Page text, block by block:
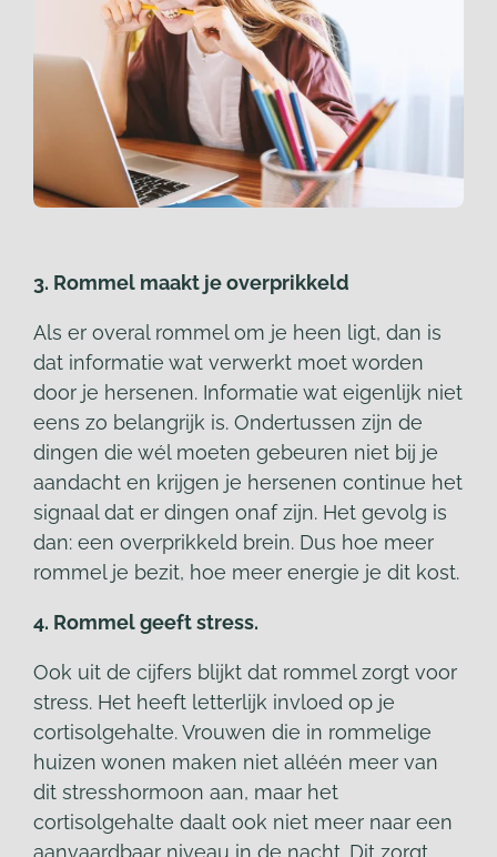
3. Rommel maakt je overprikkeld
Als er overal rommel om je heen ligt, dan is
dat informatie wat verwerkt moet worden
door je hersenen. Informatie wat eigenlijk niet
eens zo belangrijk is. Ondertussen zijn de
dingen die wél moeten gebeuren niet bij je
aandacht en krijgen je hersenen continue het
signaal dat er dingen onaf zijn. Het gevolg is
dan: een overprikkeld brein. Dus hoe meer
rommel je bezit, hoe meer energie je dit kost.
4. Rommel geeft stress.
Ook uit de cijfers blijkt dat rommel zorgt voor
stress. Het heeft letterlijk invloed op je
cortisolgehalte. Vrouwen die in rommelige
huizen wonen maken niet alléén meer van
dit stresshormoon aan, maar het
cortisolgehalte daalt ook niet meer naar een
aanvaardbaar niveau in de nacht. Dit zorgt